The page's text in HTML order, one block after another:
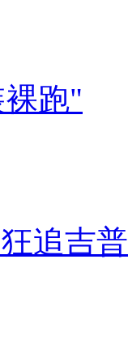
跑"
追吉